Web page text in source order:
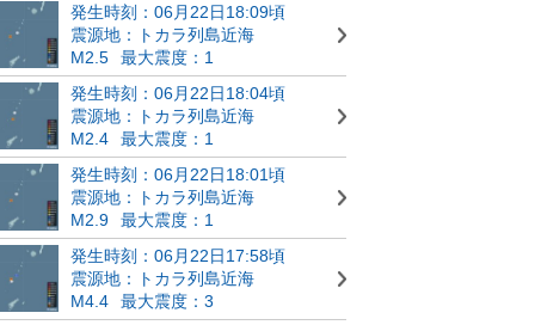
発生時刻：06月22日18:09頃
震源地：トカラ列島近海
M2.5
最大震度：1
発生時刻：06月22日18:04頃
震源地：トカラ列島近海
M2.4
最大震度：1
発生時刻：06月22日18:01頃
震源地：トカラ列島近海
M2.9
最大震度：1
発生時刻：06月22日17:58頃
震源地：トカラ列島近海
M4.4
最大震度：3